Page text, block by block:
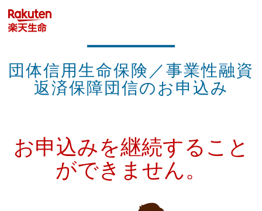
団体信用生命保険／事業性融資
返済保障団信のお申込み
お申込みを継続すること
ができません。